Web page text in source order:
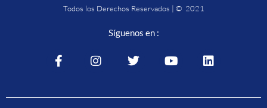
Todos los Derechos Reservados | © 2021
Síguenos en :